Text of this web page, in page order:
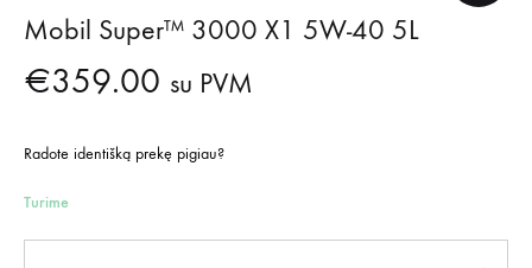
Mobil Super™ 3000 X1 5W-40 5L
€359.00 su PVM
Radote identišką prekę pigiau?
Turime